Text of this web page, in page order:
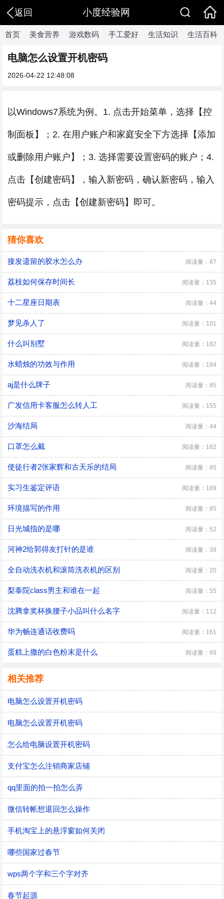
返回 小度经验网
首页 美食营养 游戏数码 手工爱好 生活知识 生活百科
电脑怎么设置开机密码
2026-04-22 12:48:08
以Windows7系统为例。1. 点击开始菜单，选择【控
制面板】；2. 在用户账户和家庭安全下方选择【添加
或删除用户账户】；3. 选择需要设置密码的账户；4.
点击【创建密码】，输入新密码，确认新密码，输入
密码提示，点击【创建新密码】即可。
猜你喜欢
接发遗留的胶水怎么办 阅读量：87
荔枝如何保存时间长 阅读量：135
十二星座日期表 阅读量：44
梦见杀人了 阅读量：101
什么叫别墅 阅读量：182
水蜡烛的功效与作用 阅读量：184
aj是什么牌子 阅读量：85
广发信用卡客服怎么转人工 阅读量：155
沙海结局 阅读量：44
口罩怎么戴 阅读量：162
使徒行者2张家辉和古天乐的结局 阅读量：85
实习生鉴定评语 阅读量：169
环境描写的作用 阅读量：85
日光城指的是哪 阅读量：52
河神2给郭得友打针的是谁 阅读量：39
全自动洗衣机和滚筒洗衣机的区别 阅读量：20
梨泰院class男主和谁在一起 阅读量：55
沈腾拿奖杯换腰子小品叫什么名字 阅读量：112
华为畅连通话收费吗 阅读量：161
蛋糕上撒的白色粉末是什么 阅读量：69
相关推荐
电脑怎么设置开机密码
电脑怎么设置开机密码
怎么给电脑设置开机密码
支付宝怎么注销商家店铺
qq里面的拍一拍怎么弄
微信转帐想退回怎么操作
手机淘宝上的悬浮窗如何关闭
哪些国家过春节
wps两个字和三个字对齐
春节起源